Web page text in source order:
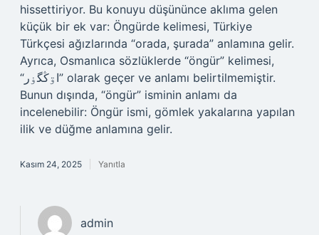
hissettiriyor. Bu konuyu düşününce aklıma gelen
küçük bir ek var: Öngürde kelimesi, Türkiye
Türkçesi ağızlarında “orada, şurada” anlamına gelir.
Ayrıca, Osmanlıca sözlüklerde “öngür” kelimesi,
“اۊڭگۏر” olarak geçer ve anlamı belirtilmemiştir.
Bunun dışında, “öngür” isminin anlamı da
incelenebilir: Öngür ismi, gömlek yakalarına yapılan
ilik ve düğme anlamına gelir.
Kasım 24, 2025 Yanıtla
admin